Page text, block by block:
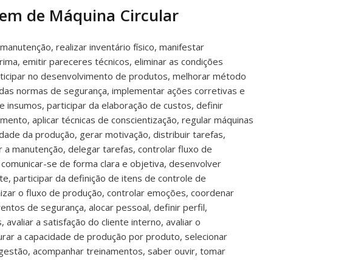
de Máquina Circular
realizar inventário físico, manifestar
emitir pareceres técnicos, eliminar as condições
no desenvolvimento de produtos, melhorar método
normas de segurança, implementar ações corretivas e
participar da elaboração de custos, definir
aplicar técnicas de conscientização, regular máquinas
da produção, gerar motivação, distribuir tarefas,
manutenção, delegar tarefas, controlar fluxo de
se de forma clara e objetiva, desenvolver
participar da definição de itens de controle de
o fluxo de produção, controlar emoções, coordenar
de segurança, alocar pessoal, definir perfil,
a satisfação do cliente interno, avaliar o
a capacidade de produção por produto, selecionar
acompanhar treinamentos, saber ouvir, tomar